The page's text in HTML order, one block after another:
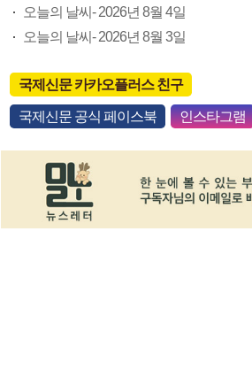
오늘의 날씨- 2026년 8월 4일
오늘의 날씨- 2026년 8월 3일
국제신문 카카오플러스 친구
국제신문 공식 페이스북 인스타그램